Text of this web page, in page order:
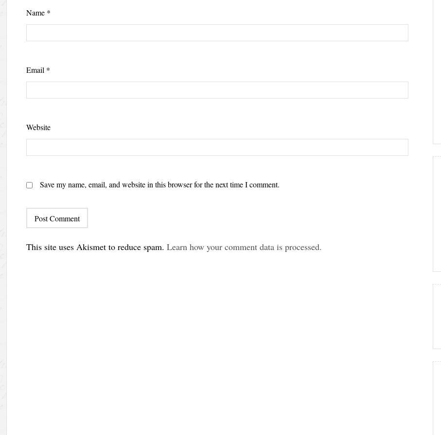
Name *
Email *
Website
Save my name, email, and website in this browser for the next time I comment.
This site uses Akismet to reduce spam.Learn how your comment data is processed.